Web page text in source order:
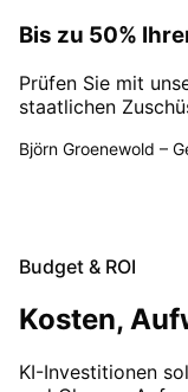
Bis zu 50%
Prüfen Sie mit
staatlichen
Björn Groenewold –
Budget & ROI
Kosten,
KI-Investitionen